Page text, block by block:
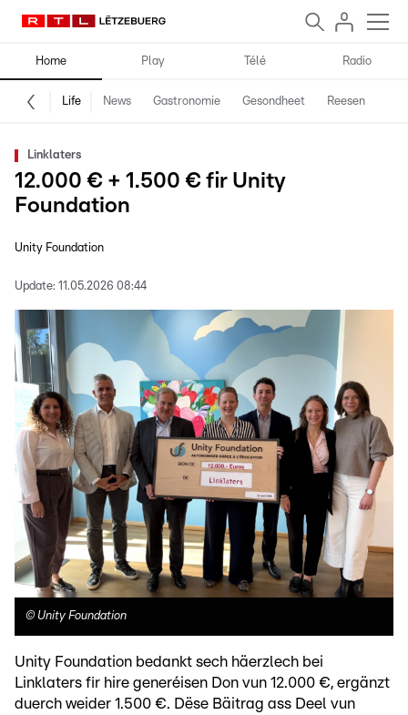
Home Play Télé Radio
Life News Gastronomie Gesondheet Reesen
Linklaters
12.000 € + 1.500 € fir Unity
Foundation
Unity Foundation
Update: 11.05.2026 08:44
© Unity Foundation
Unity Foundation bedankt sech häerzlech bei
Linklaters fir hire generéisen Don vun 12.000 €, ergänzt
duerch weider 1.500 €. Dëse Bäitrag ass Deel vun